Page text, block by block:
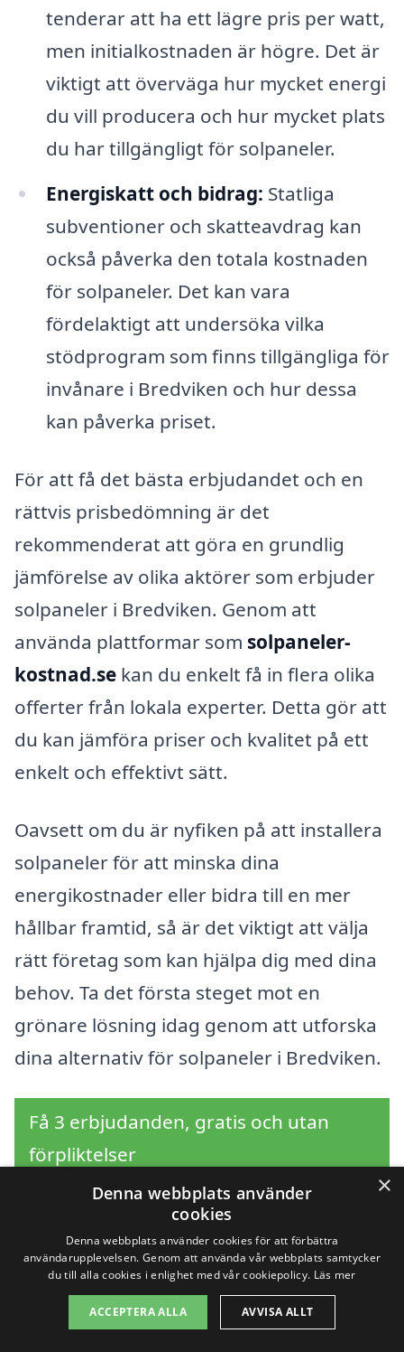
tenderar att ha ett lägre pris per watt,
men initialkostnaden är högre. Det är
viktigt att överväga hur mycket energi
du vill producera och hur mycket plats
du har tillgängligt för solpaneler.
Energiskatt och bidrag: Statliga
subventioner och skatteavdrag kan
också påverka den totala kostnaden
för solpaneler. Det kan vara
fördelaktigt att undersöka vilka
stödprogram som finns tillgängliga för
invånare i Bredviken och hur dessa
kan påverka priset.
För att få det bästa erbjudandet och en
rättvis prisbedömning är det
rekommenderat att göra en grundlig
jämförelse av olika aktörer som erbjuder
solpaneler i Bredviken. Genom att
använda plattformar som solpaneler-
kostnad.se kan du enkelt få in flera olika
offerter från lokala experter. Detta gör att
du kan jämföra priser och kvalitet på ett
enkelt och effektivt sätt.
Oavsett om du är nyfiken på att installera
solpaneler för att minska dina
energikostnader eller bidra till en mer
hållbar framtid, så är det viktigt att välja
rätt företag som kan hjälpa dig med dina
behov. Ta det första steget mot en
grönare lösning idag genom att utforska
dina alternativ för solpaneler i Bredviken.
Få 3 erbjudanden, gratis och utan
förpliktelser
Sök efter en
professionell för
solpaneler i andra
×
Denna webbplats använder
cookies
Denna webbplats använder cookies för att förbättra
användarupplevelsen. Genom att använda vår webbplats samtycker
du till alla cookies i enlighet med vår cookiepolicy. Läs mer
ACCEPTERA ALLA AVVISA ALLT